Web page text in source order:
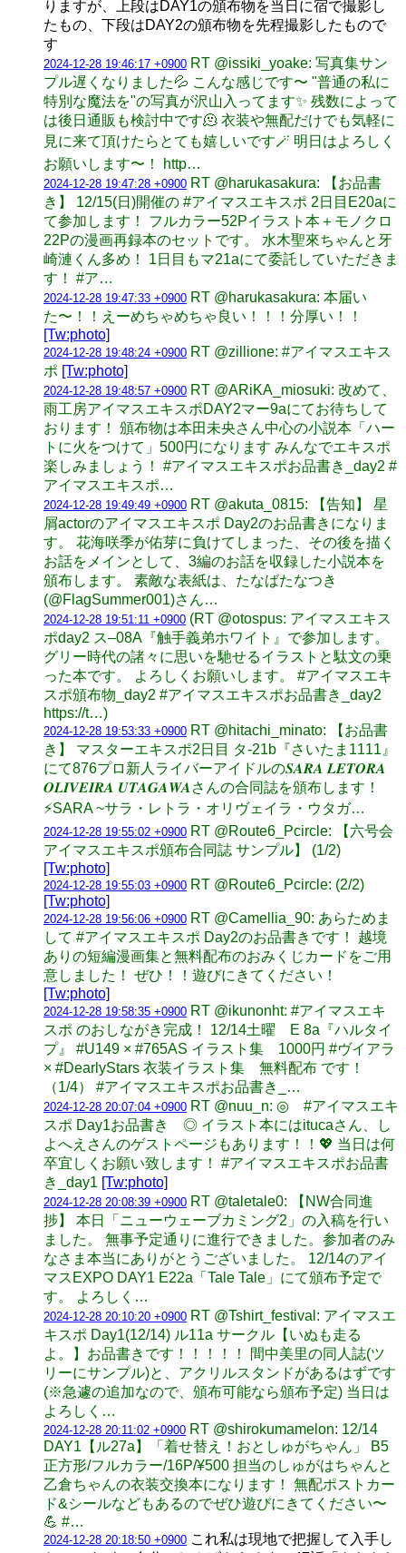
りますが、上段はDAY1の頒布物を当日に宿で撮影し
たもの、下段はDAY2の頒布物を先程撮影したもので
す
2024-12-28 19:46:17 +0900 RT @issiki_yoake: 写真集サン
プル遅くなりました💦 こんな感じです〜 "普通の私に
特別な魔法を"の写真が沢山入ってます✨ 残数によって
は後日通販も検討中です🫠 衣装や無配だけでも気軽に
見に来て頂けたらとても嬉しいです🪄 明日はよろしく
お願いします〜！ http…
2024-12-28 19:47:28 +0900 RT @harukasakura: 【お品書
き】 12/15(日)開催の #アイマスエキスポ 2日目E20aに
て参加します！ フルカラー52Pイラスト本＋モノクロ
22Pの漫画再録本のセットです。 水木聖來ちゃんと牙
崎漣くん多め！ 1日目もマ21aにて委託していただきま
す！ #ア…
2024-12-28 19:47:33 +0900 RT @harukasakura: 本届い
た〜！！えーめちゃめちゃ良い！！！分厚い！！
[Tw:photo]
2024-12-28 19:48:24 +0900 RT @zillione: #アイマスエキス
ポ [Tw:photo]
2024-12-28 19:48:57 +0900 RT @ARiKA_miosuki: 改めて、
雨工房アイマスエキスポDAY2マー9aにてお待ちして
おります！ 頒布物は本田未央さん中心の小説本「ハー
トに火をつけて」500円になります みんなでエキスポ
楽しみましょう！ #アイマスエキスポお品書き_day2 #
アイマスエキスポ…
2024-12-28 19:49:49 +0900 RT @akuta_0815: 【告知】 星
屑actorのアイマスエキスポ Day2のお品書きになりま
す。 花海咲季が佑芽に負けてしまった、その後を描く
お話をメインとして、3編のお話を収録した小説本を
頒布します。 素敵な表紙は、たなばたなつき
(@FlagSummer001)さん…
2024-12-28 19:51:11 +0900 (RT @otospus: アイマスエキス
ポday2 ス–08A『触手義弟ホワイト』で参加します。
グリー時代の諸々に思いを馳せるイラストと駄文の乗
った本です。 よろしくお願いします。 #アイマスエキ
スポ頒布物_day2 #アイマスエキスポお品書き_day2
https://t…)
2024-12-28 19:53:33 +0900 RT @hitachi_minato: 【お品書
き】 マスターエキスポ2日目 タ-21b『さいたま1111』
にて876プロ新人ライバーアイドルの𝑺𝑨𝑹𝑨 𝑳𝑬𝑻𝑶𝑹𝑨
𝑶𝑳𝑰𝑽𝑬𝑰𝑹𝑨 𝑼𝑻𝑨𝑮𝑨𝑾𝑨さんの合同誌を頒布します！
⚡SARA ~サラ・レトラ・オリヴェイラ・ウタガ…
2024-12-28 19:55:02 +0900 RT @Route6_Pcircle: 【六号会
アイマスエキスポ頒布合同誌 サンプル】 (1/2)
[Tw:photo]
2024-12-28 19:55:03 +0900 RT @Route6_Pcircle: (2/2)
[Tw:photo]
2024-12-28 19:56:06 +0900 RT @Camellia_90: あらためま
して #アイマスエキスポ Day2のお品書きです！ 越境
ありの短編漫画集と無料配布のおみくじカードをご用
意しました！ ぜひ！！遊びにきてください！
[Tw:photo]
2024-12-28 19:58:35 +0900 RT @ikunonht: #アイマスエキ
スポ のおしながき完成！ 12/14土曜 E 8a『ハルタイ
プ』 #U149 × #765AS イラスト集 1000円 #ヴイアラ
× #DearlyStars 衣装イラスト集 無料配布 です！
（1/4） #アイマスエキスポお品書き_…
2024-12-28 20:07:04 +0900 RT @nuu_n: ◎ #アイマスエキ
スポ Day1お品書き ◎ イラスト本にはitucaさん、し
よへえさんのゲストページもあります！！💖 当日は何
卒宜しくお願い致します！ #アイマスエキスポお品書
き_day1 [Tw:photo]
2024-12-28 20:08:39 +0900 RT @taletale0: 【NW合同進
捗】 本日「ニューウェーブカミング2」の入稿を行い
ました。 無事予定通りに進行できました。参加者のみ
なさま本当にありがとうございました。 12/14のアイ
マスEXPO DAY1 E22a「Tale Tale」にて頒布予定で
す。 よろしく…
2024-12-28 20:10:20 +0900 RT @Tshirt_festival: アイマスエ
キスポ Day1(12/14) ル11a サークル【いぬも走る
よ。】お品書きです！！！！！ 間中美里の同人誌(ツ
リーにサンプル)と、アクリルスタンドがあるはずです
(※急遽の追加なので、頒布可能なら頒布予定) 当日は
よろしく…
2024-12-28 20:11:02 +0900 RT @shirokumamelon: 12/14
DAY1【ル27a】「着せ替え！おとしゅがちゃん」 B5
正方形/フルカラー/16P/¥500 担当のしゅがはちゃんと
乙倉ちゃんの衣装交換本になります！ 無配ポストカー
ド&シールなどもあるのでぜひ遊びにきてください〜
💪 #…
2024-12-28 20:18:50 +0900 これ私は現地で把握して入手し